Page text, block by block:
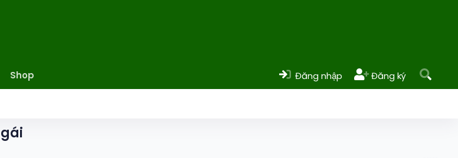
Shop Đăng nhập Đăng ký